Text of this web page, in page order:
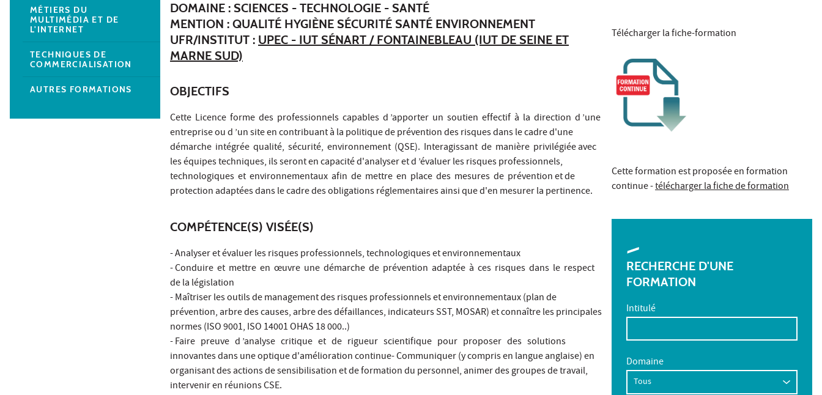
DOMAINE : SCIENCES - TECHNOLOGIE - SANTÉ
MENTION : QUALITÉ HYGIÈNE SÉCURITÉ SANTÉ ENVIRONNEMENT
UFR/INSTITUT : UPEC - IUT SÉNART / FONTAINEBLEAU (IUT DE SEINE ET
MARNE SUD)
OBJECTIFS
Cette Licence forme des professionnels capables d ’apporter un soutien effectif à la direction d ’une
entreprise ou d ’un site en contribuant à la politique de prévention des risques dans le cadre d'une
démarche intégrée qualité, sécurité, environnement (QSE). Interagissant de manière privilégiée avec
les équipes techniques, ils seront en capacité d'analyser et d ’évaluer les risques professionnels,
technologiques et environnementaux afin de mettre en place des mesures de prévention et de
protection adaptées dans le cadre des obligations réglementaires ainsi que d'en mesurer la pertinence.
COMPÉTENCE(S) VISÉE(S)
- Analyser et évaluer les risques professionnels, technologiques et environnementaux
- Conduire et mettre en œuvre une démarche de prévention adaptée à ces risques dans le respect
de la législation
- Maîtriser les outils de management des risques professionnels et environnementaux (plan de
prévention, arbre des causes, arbre des défaillances, indicateurs SST, MOSAR) et connaître les principales
normes (ISO 9001, ISO 14001 OHAS 18 000..)
- Faire preuve d ’analyse critique et de rigueur scientifique pour proposer des solutions
innovantes dans une optique d'amélioration continue- Communiquer (y compris en langue anglaise) en
organisant des actions de sensibilisation et de formation du personnel, animer des groupes de travail,
intervenir en réunions CSE.
Télécharger la fiche-formation
Cette formation est proposée en formation
continue -télécharger la fiche de formation
RECHERCHE D'UNE
FORMATION
Intitulé
Domaine
MÉTIERS DU
MULTIMÉDIA ET DE
L'INTERNET
TECHNIQUES DE
COMMERCIALISATION
AUTRES FORMATIONS